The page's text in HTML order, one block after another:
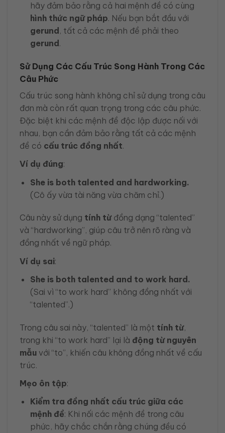
hãy đảm bảo rằng cả hai mệnh đề có cùng
hình thức ngữ pháp. Nếu bạn bắt đầu với
gerund , tất cả các mệnh đề phải theo
gerund .
Sử Dụng Các Cấu Trúc Song Hành Trong Các
Câu Phức
Cấu trúc song hành không chỉ sử dụng trong câu
đơn mà còn rất quan trọng trong các câu phức.
Đặc biệt khi các mệnh đề độc lập được nối với
nhau, bạn cần đảm bảo rằng tất cả các mệnh
đề có cấu trúc đồng nhất.
Ví dụ đúng:
She is both talented and hardworking.
(Cô ấy vừa tài năng vừa chăm chỉ.)
Câu này sử dụng tính từđồng dạng “talented”
và “hardworking”, giúp câu trở nên rõ ràng và
đồng nhất về ngữ pháp.
Ví dụ sai:
She is both talented and to work hard.
(Sai vì “to work hard” không đồng nhất với
“talented”.)
Trong câu sai này, “talented” là một tính từ,
trong khi “to work hard” lại là động từ nguyên
mẫu với “to”, khiến câu không đồng nhất về cấu
trúc.
Mẹo ôn tập:
Kiểm tra đồng nhất cấu trúc giữa các
mệnh đề: Khi nối các mệnh đề trong câu
phức, hãy chắc chắn rằng chúng đều có